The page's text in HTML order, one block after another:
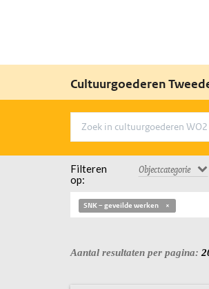
Cultuurgoederen
Filteren
op:
Objectcategorie
SNK – geveilde werken
Aantal resultaten per pagina: